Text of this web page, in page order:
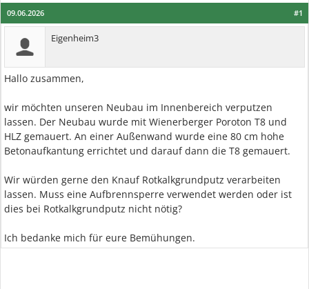
#1
09.06.2026
Eigenheim3
Hallo zusammen,
wir möchten unseren Neubau im Innenbereich verputzen
lassen. Der Neubau wurde mit Wienerberger Poroton T8 und
HLZ gemauert. An einer Außenwand wurde eine 80 cm hohe
Betonaufkantung errichtet und darauf dann die T8 gemauert.
Wir würden gerne den Knauf Rotkalkgrundputz verarbeiten
lassen. Muss eine Aufbrennsperre verwendet werden oder ist
dies bei Rotkalkgrundputz nicht nötig?
Ich bedanke mich für eure Bemühungen.